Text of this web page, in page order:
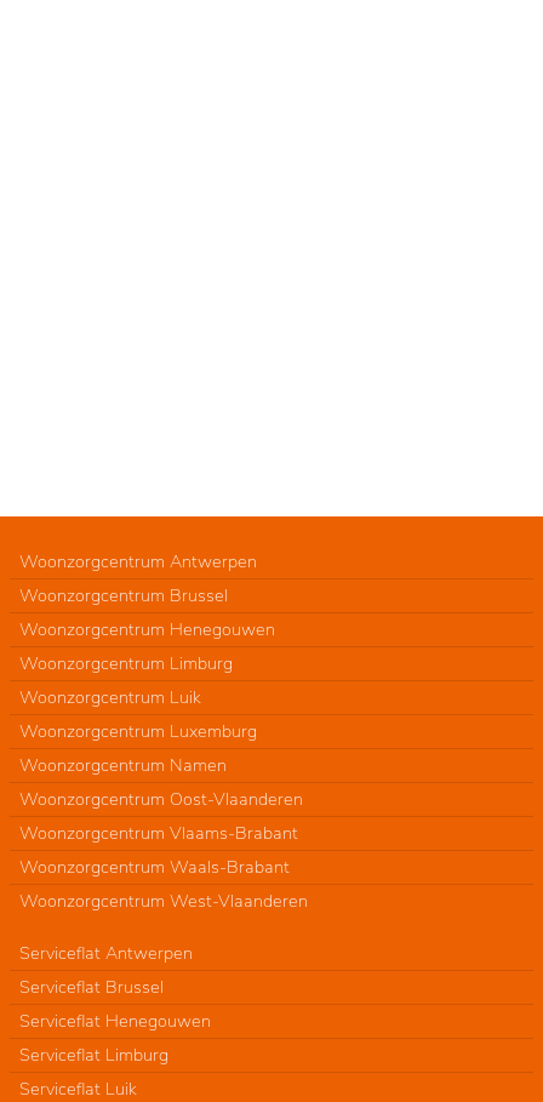
Woonzorgcentrum Antwerpen
Woonzorgcentrum Brussel
Woonzorgcentrum Henegouwen
Woonzorgcentrum Limburg
Woonzorgcentrum Luik
Woonzorgcentrum Luxemburg
Woonzorgcentrum Namen
Woonzorgcentrum Oost-Vlaanderen
Woonzorgcentrum Vlaams-Brabant
Woonzorgcentrum Waals-Brabant
Woonzorgcentrum West-Vlaanderen
Serviceflat Antwerpen
Serviceflat Brussel
Serviceflat Henegouwen
Serviceflat Limburg
Serviceflat Luik